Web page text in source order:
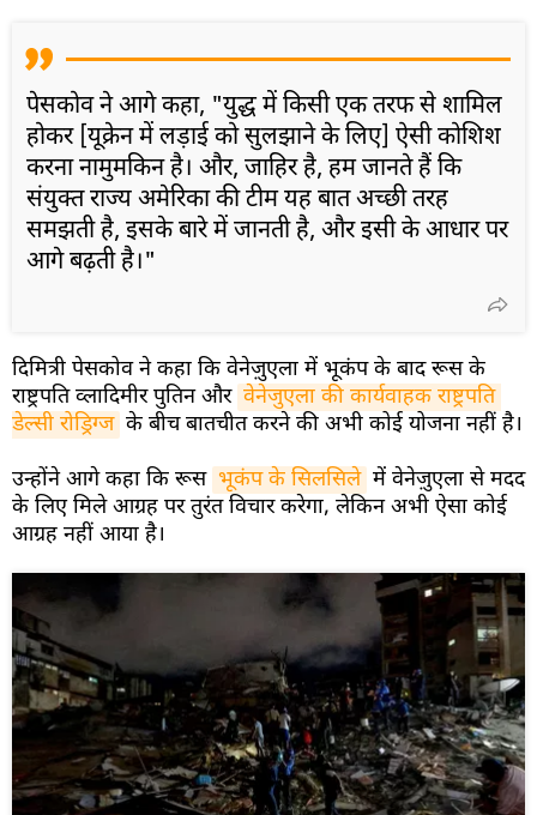
पेसकोव ने आगे कहा, "युद्ध में किसी एक तरफ से शामिल
होकर [यूक्रेन में लड़ाई को सुलझाने के लिए] ऐसी कोशिश
करना नामुमकिन है। और, जाहिर है, हम जानते हैं कि
संयुक्त राज्य अमेरिका की टीम यह बात अच्छी तरह
समझती है, इसके बारे में जानती है, और इसी के आधार पर
आगे बढ़ती है।"
दिमित्री पेसकोव ने कहा कि वेनेज़ुएला में भूकंप के बाद रूस के
राष्ट्रपति व्लादिमीर पुतिन और वेनेजुएला की कार्यवाहक राष्ट्रपति
डेल्सी रोड्रिग्ज के बीच बातचीत करने की अभी कोई योजना नहीं है।
उन्होंने आगे कहा कि रूस भूकंप के सिलसिले में वेनेज़ुएला से मदद
के लिए मिले आग्रह पर तुरंत विचार करेगा, लेकिन अभी ऐसा कोई
आग्रह नहीं आया है।